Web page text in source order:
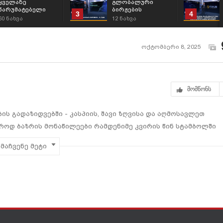
ნახვა
3
გლობალური
ბირჟების
მიმოხილვა -
12 ნახვა
4
ოქტომბერი 8, 2025
მომწონს
გადაზიდვებში - კასპიის, შავი ზღვისა და აღმოსავლეთ
ბაზრის მონაწილეები რამდენიმე კვირის წინ სტამბოლში
რაზეც კონფერენციის მონაწილეებმა დისკუსიები
მაჩვენე მეტი